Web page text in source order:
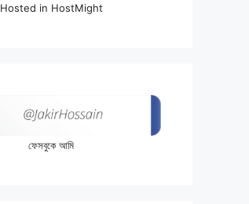
Hosted in HostMight
ফেসবুকে আমি